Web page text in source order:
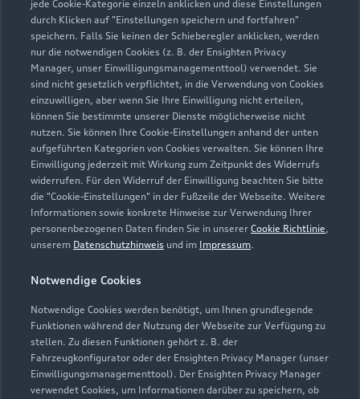
jede Cookie-Kategorie einzeln anklicken und diese Einstellungen
durch Klicken auf "Einstellungen speichern und fortfahren"
speichern. Falls Sie keinen der Schieberegler anklicken, werden
nur die notwendigen Cookies (z. B. der Ensighten Privacy
Manager, unser Einwilligungsmanagementtool) verwendet. Sie
sind nicht gesetzlich verpflichtet, in die Verwendung von Cookies
einzuwilligen, aber wenn Sie Ihre Einwilligung nicht erteilen,
können Sie bestimmte unserer Dienste möglicherweise nicht
nutzen. Sie können Ihre Cookie-Einstellungen anhand der unten
aufgeführten Kategorien von Cookies verwalten. Sie können Ihre
Einwilligung jederzeit mit Wirkung zum Zeitpunkt des Widerrufs
widerrufen. Für den Widerruf der Einwilligung beachten Sie bitte
die "Cookie-Einstellungen" in der Fußzeile der Webseite. Weitere
Informationen sowie konkrete Hinweise zur Verwendung Ihrer
personenbezogenen Daten finden Sie in unserer Cookie Richtlinie,
unserem Datenschutzhinweis und im Impressum.
Notwendige Cookies
Notwendige Cookies werden benötigt, um Ihnen grundlegende
Funktionen während der Nutzung der Webseite zur Verfügung zu
stellen. Zu diesen Funktionen gehört z. B. der
Fahrzeugkonfigurator oder der Ensighten Privacy Manager (unser
Einwilligungsmanagementtool). Der Ensighten Privacy Manager
verwendet Cookies, um Informationen darüber zu speichern, ob
Reichenhaller Straße 53
83395 Freilassing
08654 66030
michael.heiss@marx-freilassing.de
Kontaktdaten herunterladen
Zurück nach oben